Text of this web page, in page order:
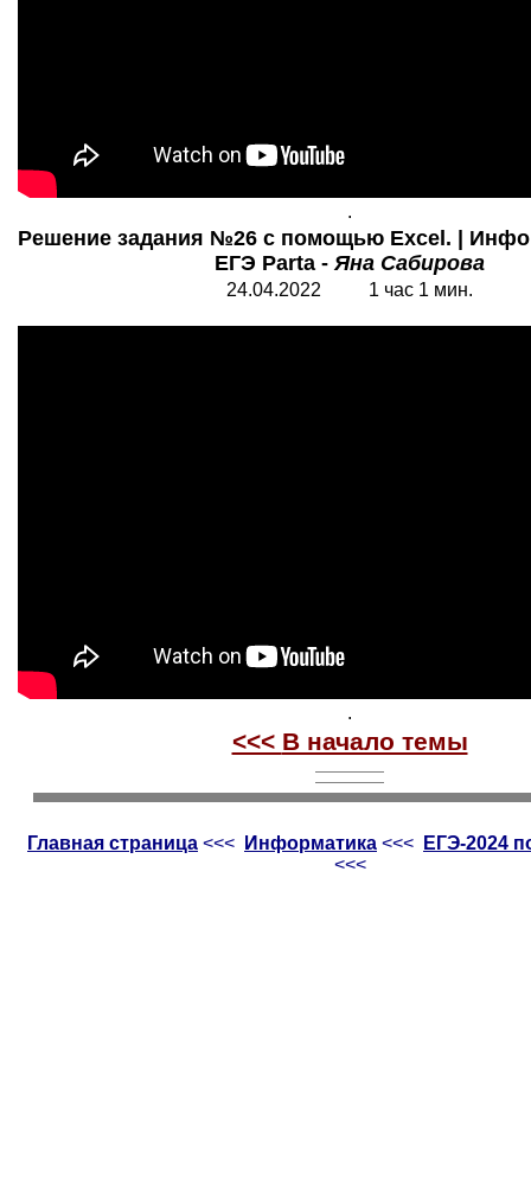
.
Решение задания №26 с помощью Excel. |
ЕГЭ Parta -Яна Сабирова
24.04.2022 1 час 1 мин.
.
<<< В начало темы
Главная страница <<< Информатика <<<
ЕГЭ-2024
<<<